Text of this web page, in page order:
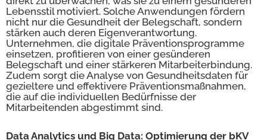
Lebensstil motiviert. Solche Anwendungen fördern
nicht nur die Gesundheit der Belegschaft, sondern
stärken auch deren Eigenverantwortung.
Unternehmen, die digitale Präventionsprogramme
einsetzen, profitieren von einer gesünderen
Belegschaft und einer stärkeren Mitarbeiterbindung.
Zudem sorgt die Analyse von Gesundheitsdaten für
gezieltere und effektivere Präventionsmaßnahmen,
die auf die individuellen Bedürfnisse der
Mitarbeitenden abgestimmt sind.
Data Analytics und Big Data: Optimierung der bKV